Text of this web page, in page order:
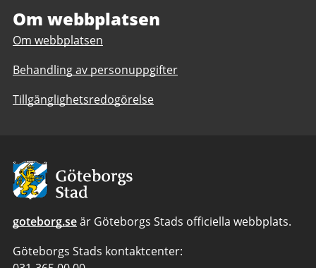
Om webbplatsen
Om webbplatsen
Behandling av personuppgifter
Tillgänglighetsredogörelse
Avsändare:
Göteborgs
Stad
goteborg.seär Göteborgs Stads officiella webbplats.
Göteborgs Stads kontaktcenter: